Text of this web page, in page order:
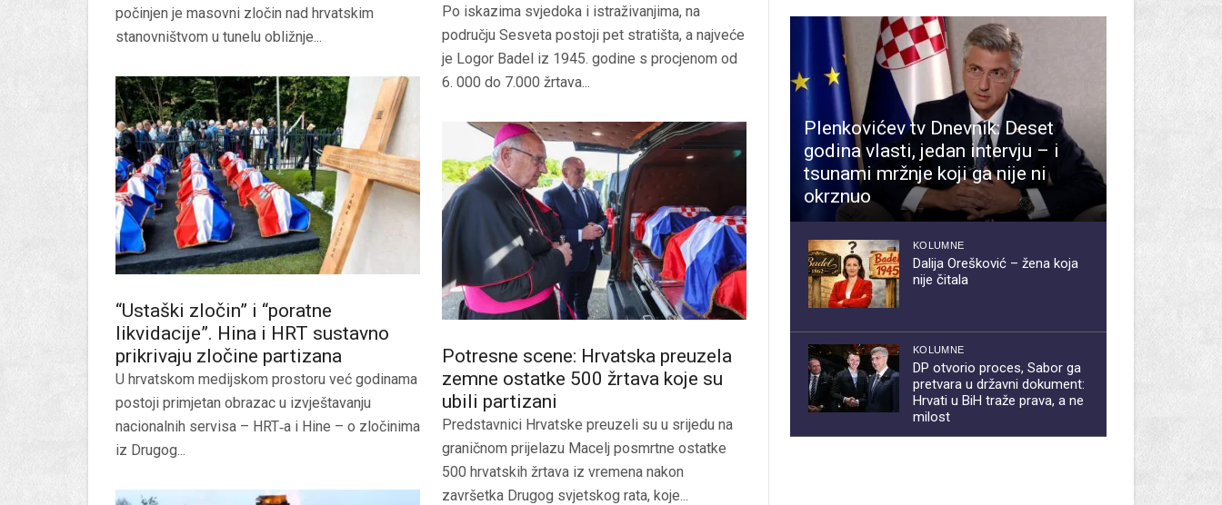
počinjen je masovni zločin nad hrvatskim
stanovništvom u tunelu obližnje...
Po iskazima svjedoka i istraživanjima, na
području Sesveta postoji pet stratišta, a najveće
je Logor Badel iz 1945. godine s procjenom od
6. 000 do 7.000 žrtava...
“Ustaški zločin” i “poratne
likvidacije”. Hina i HRT sustavno
prikrivaju zločine partizana
U hrvatskom medijskom prostoru već godinama
postoji primjetan obrazac u izvještavanju
nacionalnih servisa – HRT‑a i Hine – o zločinima
iz Drugog...
Potresne scene: Hrvatska preuzela
zemne ostatke 500 žrtava koje su
ubili partizani
Predstavnici Hrvatske preuzeli su u srijedu na
graničnom prijelazu Macelj posmrtne ostatke
500 hrvatskih žrtava iz vremena nakon
završetka Drugog svjetskog rata, koje...
Plenkovićev tv Dnevnik: Deset
godina vlasti, jedan intervju – i
tsunami mržnje koji ga nije ni
okrznuo
KOLUMNE
Dalija Orešković – žena koja
nije čitala
KOLUMNE
DP otvorio proces, Sabor ga
pretvara u državni dokument:
Hrvati u BiH traže prava, a ne
milost